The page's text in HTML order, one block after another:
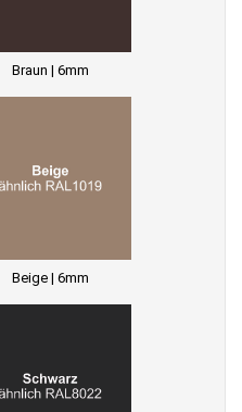
Braun | 6mm
Beige | 6mm